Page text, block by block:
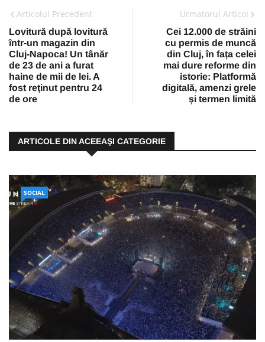
Articolul Precedent
Lovitură după lovitură
într-un magazin din
Cluj-Napoca! Un tânăr
de 23 de ani a furat
haine de mii de lei. A
fost reținut pentru 24
de ore
Urmatorul Articol
Cei 12.000 de străini
cu permis de muncă
din Cluj, în fața celei
mai dure reforme din
istorie: Platformă
digitală, amenzi grele
și termen limită
ARTICOLE DIN ACEEAŞI CATEGORIE
SOCIAL